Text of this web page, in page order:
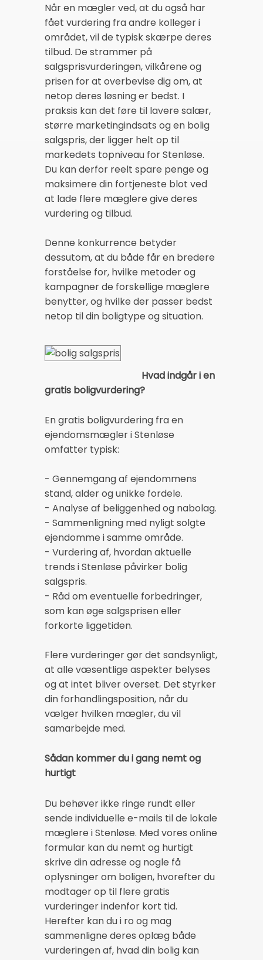
Når en mægler ved, at du også har
fået vurdering fra andre kolleger i
området, vil de typisk skærpe deres
tilbud. De strammer på
salgsprisvurderingen, vilkårene og
prisen for at overbevise dig om, at
netop deres løsning er bedst. I
praksis kan det føre til lavere salær,
større marketingindsats og en bolig
salgspris, der ligger helt op til
markedets topniveau for Stenløse.
Du kan derfor reelt spare penge og
maksimere din fortjeneste blot ved
at lade flere mæglere give deres
vurdering og tilbud.
Denne konkurrence betyder
dessutom, at du både får en bredere
forståelse for, hvilke metoder og
kampagner de forskellige mæglere
benytter, og hvilke der passer bedst
netop til din boligtype og situation.
Hvad indgår i en
gratis boligvurdering?
En gratis boligvurdering fra en
ejendomsmægler i Stenløse
omfatter typisk:
- Gennemgang af ejendommens
stand, alder og unikke fordele.
- Analyse af beliggenhed og nabolag.
- Sammenligning med nyligt solgte
ejendomme i samme område.
- Vurdering af, hvordan aktuelle
trends i Stenløse påvirker bolig
salgspris.
- Råd om eventuelle forbedringer,
som kan øge salgsprisen eller
forkorte liggetiden.
Flere vurderinger gør det sandsynligt,
at alle væsentlige aspekter belyses
og at intet bliver overset. Det styrker
din forhandlingsposition, når du
vælger hvilken mægler, du vil
samarbejde med.
Sådan kommer du i gang nemt og
hurtigt
Du behøver ikke ringe rundt eller
sende individuelle e-mails til de lokale
mæglere i Stenløse. Med vores online
formular kan du nemt og hurtigt
skrive din adresse og nogle få
oplysninger om boligen, hvorefter du
modtager op til flere gratis
vurderinger indenfor kort tid.
Herefter kan du i ro og mag
sammenligne deres oplæg både
vurderingen af, hvad din bolig kan